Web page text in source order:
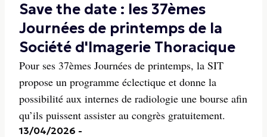
Save the date : les 37èmes
Journées de printemps de la
Société d'Imagerie Thoracique
Pour ses 37èmes Journées de printemps, la SIT
propose un programme éclectique et donne la
possibilité aux internes de radiologie une bourse afin
qu’ils puissent assister au congrès gratuitement.
13/04/2026 -